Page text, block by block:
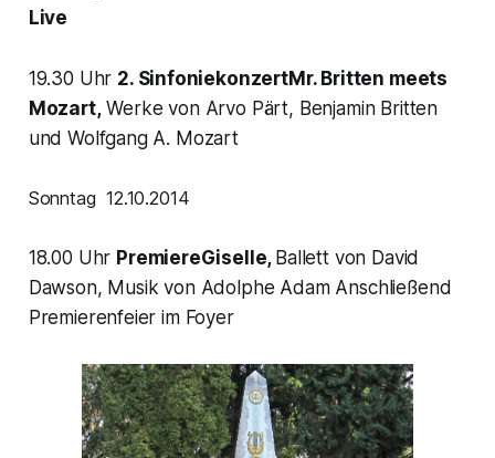
Live
19.30 Uhr 2. SinfoniekonzertMr. Britten meets
Mozart,Werke von Arvo Pärt, Benjamin Britten
und Wolfgang A. Mozart
Sonntag 12.10.2014
18.00 Uhr PremiereGiselle, Ballett von David
Dawson, Musik von Adolphe Adam Anschließend
Premierenfeier im Foyer